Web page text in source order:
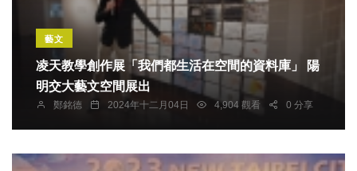
藝文
凌天教學創作展「我們都生活在空間的資料庫」 陽
明交大藝文空間展出
鄭銘德 2024年十二月04日 4,904 觀看 0 分享